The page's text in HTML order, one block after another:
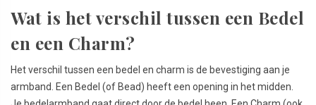
Wat is het verschil tussen een Bedel
en een Charm?
Het verschil tussen een bedel en charm is de bevestiging aan je
armband. Een Bedel (of Bead) heeft een opening in het midden.